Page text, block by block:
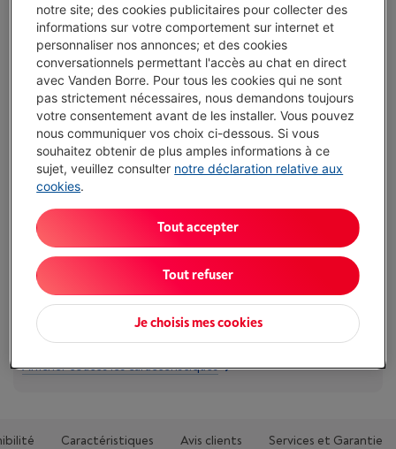
Livré demain-Voir le stock
€ 24,99
Moins de 10 en stock, commandez vite !
J'achète
Comparer
Caractéristiques
Type: Écouteurs filaires in-ear
Connexion: USB type-C
Afficher toutes les caractéristiques
Caractéristiques Avis clients Services et Garantie
notre site; des cookies publicitaires pour collecter des
informations sur votre comportement sur internet et
personnaliser nos annonces; et des cookies
conversationnels permettant l'accès au chat en direct
avec Vanden Borre. Pour tous les cookies qui ne sont
pas strictement nécessaires, nous demandons toujours
votre consentement avant de les installer. Vous pouvez
nous communiquer vos choix ci-dessous. Si vous
souhaitez obtenir de plus amples informations à ce
sujet, veuillez consulter notre déclaration relative aux
cookies.
Je choisis mes cookies
Tout refuser
Tout accepter